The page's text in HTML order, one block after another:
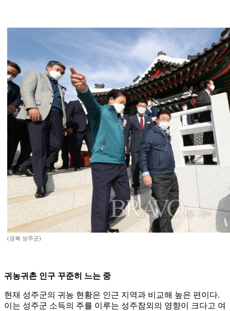
(경북 성주군)
귀농귀촌 인구 꾸준히 느는 중
현재 성주군의 귀농 현황은 인근 지역과 비교해 높은 편이다.
이는 성주군 소득의 주를 이루는 성주참외의 영향이 크다고 여